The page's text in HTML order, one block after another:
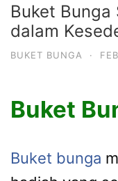
Buket Bunga
dalam
BUKET BUNGA ·
Buket
Buket bunga